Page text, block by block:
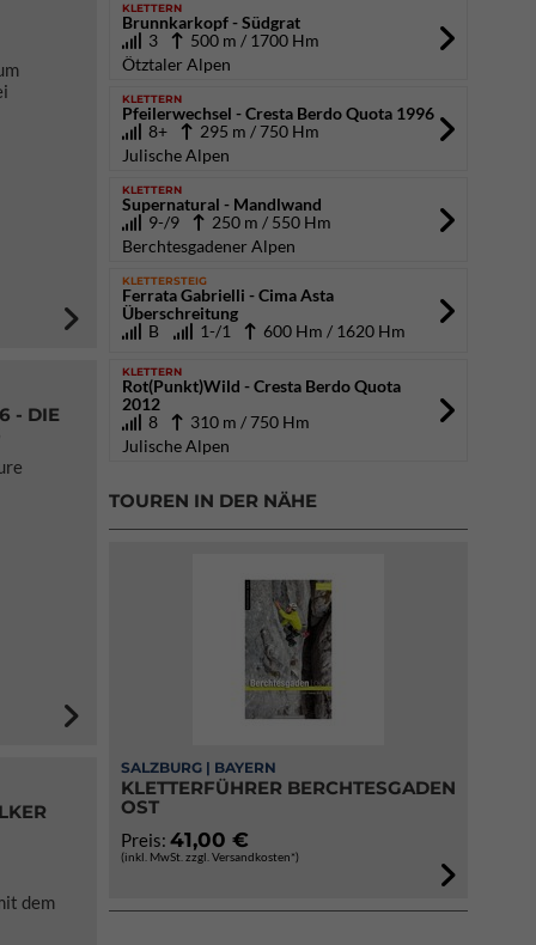
- DIE
dem
KLETTERN
Brunnkarkopf - Südgrat
3
500 m / 1700 Hm
Ötztaler Alpen
KLETTERN
Pfeilerwechsel - Cresta Berdo Quota 1996
8+
295 m / 750 Hm
Julische Alpen
KLETTERN
Supernatural - Mandlwand
9-/9
250 m / 550 Hm
Berchtesgadener Alpen
KLETTERSTEIG
Ferrata Gabrielli - Cima Asta
Überschreitung
B
1-/1 600 Hm / 1620 Hm
KLETTERN
Rot(Punkt)Wild - Cresta Berdo Quota
2012
8
310 m / 750 Hm
Julische Alpen
TOUREN IN DER NÄHE
SALZBURG | BAYERN
KLETTERFÜHRER BERCHTESGADEN
OST
Preis: 41,00 €
(inkl. MwSt. zzgl. Versandkosten*)